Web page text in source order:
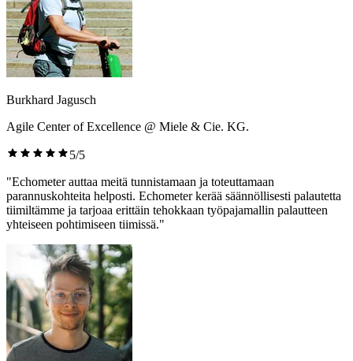
Burkhard Jagusch
Agile Center of Excellence @ Miele & Cie. KG.
5/5
"Echometer auttaa meitä tunnistamaan ja toteuttamaan
parannuskohteita helposti. Echometer kerää säännöllisesti palautetta
tiimiltämme ja tarjoaa erittäin tehokkaan työpajamallin palautteen
yhteiseen pohtimiseen tiimissä."